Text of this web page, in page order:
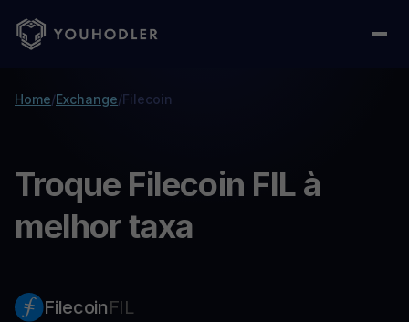
Home/Exchange/Filecoin
Troque Filecoin FIL à
melhor taxa
FilecoinFIL